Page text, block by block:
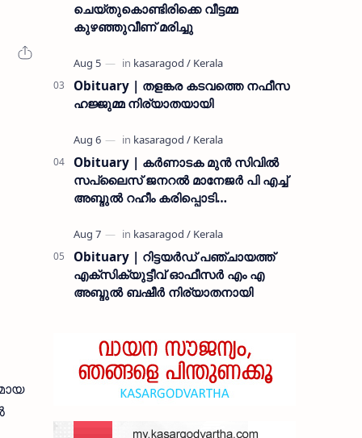
ചെയ്തുകൊണ്ടിരിക്കെ വീട്ടമ്മ
കുഴഞ്ഞുവീണ് മരിച്ചു
Obituary | തളങ്കര കടവത്തെ നഫീസ
ഹജ്ജുമ്മ നിര്യാതയായി
Obituary | കർണാടക മുൻ സിവില്‍
സപ്ലൈസ് ജനറൽ മാനേജർ പി എച്ച്
അബ്ദുൽ റഹീം കരിപ്പൊടി
Obituary | റിട്ടയർഡ് പഞ്ചായത്ത്
എക്സിക്യുട്ടീവ് ഓഫീസർ എം എ
അബ്ദുൽ ബഷീർ നിര്യാതനായി